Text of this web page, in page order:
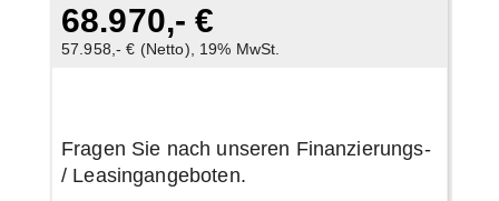
68.970,- €
57.958,- € (Netto), 19% MwSt.
Fragen Sie nach unseren Finanzierungs-
/ Leasingangeboten.